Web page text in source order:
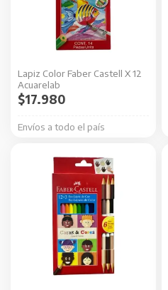
Lapiz Color Faber Castell X 12
Acuarelab
Envíos a todo el país
$17.980